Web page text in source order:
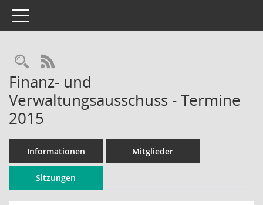
Toggle navigation
Rechercheauswahl
RSS-Feed
Finanz- und
Verwaltungsausschuss - Termine
2015
Informationen Mitglieder
Sitzungen